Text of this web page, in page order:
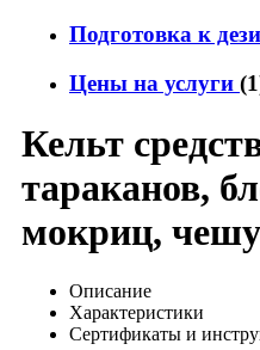
Подготовка к
Цены на услуги
Кельт
тараканов,
мокриц,
Описание
Характеристики
Сертификаты и